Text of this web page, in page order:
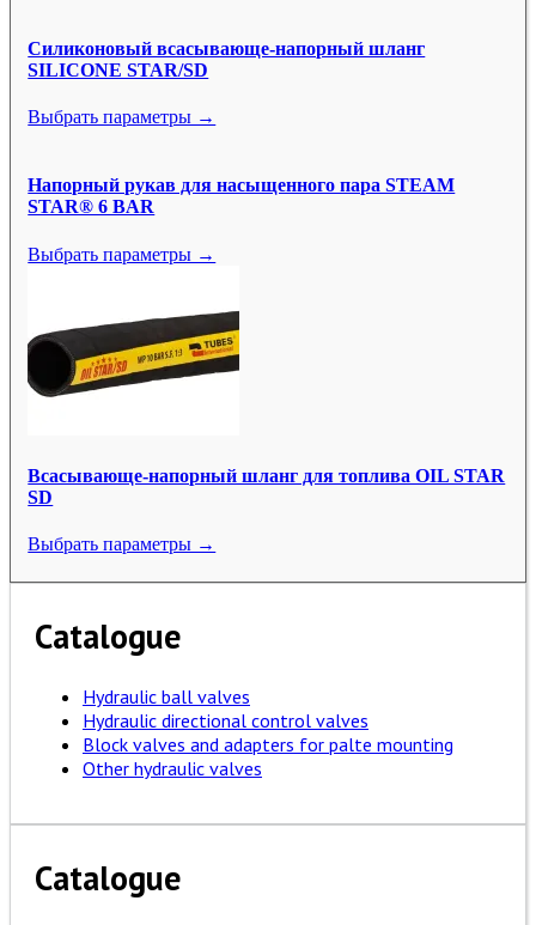
Силиконовый всасывающе-напорный шланг
SILICONE STAR/SD
Выбрать параметры →
Напорный рукав для насыщенного пара STEAM
STAR® 6 BAR
Выбрать параметры →
Всасывающе-напорный шланг для топлива OIL STAR
SD
Выбрать параметры →
Catalogue
Hydraulic ball valves
Hydraulic directional control valves
Block valves and adapters for palte mounting
Other hydraulic valves
Catalogue